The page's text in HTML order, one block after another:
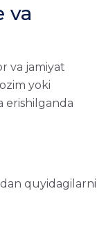
va
va jamiyat
yoki
erishilganda
quyidagilarni